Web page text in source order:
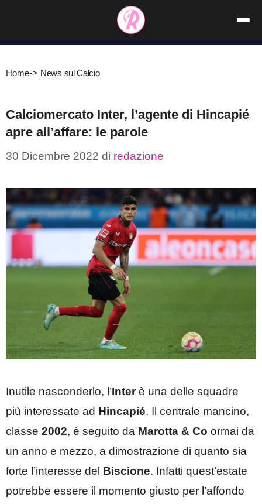
contenuto
Home-> News sul Calcio
Calciomercato Inter, l’agente di Hincapié
apre all’affare: le parole
30 Dicembre 2022 di redazione
Inutile nasconderlo, l’Interè una delle squadre
più interessate ad Hincapié. Il centrale mancino,
classe 2002, è seguito da Marotta & Co ormai da
un anno e mezzo, a dimostrazione di quanto sia
forte l’interesse del Biscione. Infatti quest’estate
potrebbe essere il momento giusto per l’affondo